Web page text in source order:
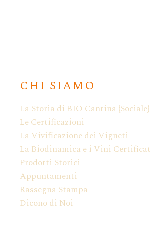
CHI SIAMO
La Storia di BIO Cantina
Le Certificazioni
La Vivificazione dei Vigneti
La Biodinamica e i Vini
Prodotti Storici
Appuntamenti
Rassegna Stampa
Dicono di Noi